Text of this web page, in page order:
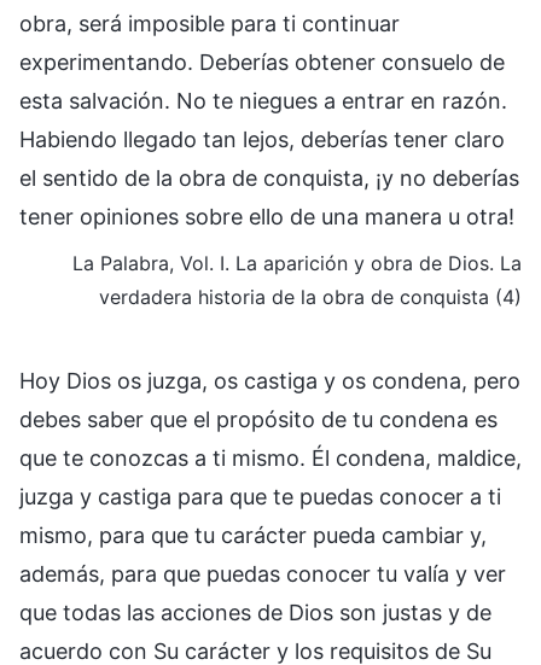
obra, será imposible para ti continuar
experimentando. Deberías obtener consuelo de
esta salvación. No te niegues a entrar en razón.
Habiendo llegado tan lejos, deberías tener claro
el sentido de la obra de conquista, ¡y no deberías
tener opiniones sobre ello de una manera u otra!
La Palabra, Vol. I. La aparición y obra de Dios. La
verdadera historia de la obra de conquista (4)
Hoy Dios os juzga, os castiga y os condena, pero
debes saber que el propósito de tu condena es
que te conozcas a ti mismo. Él condena, maldice,
juzga y castiga para que te puedas conocer a ti
mismo, para que tu carácter pueda cambiar y,
además, para que puedas conocer tu valía y ver
que todas las acciones de Dios son justas y de
acuerdo con Su carácter y los requisitos de Su